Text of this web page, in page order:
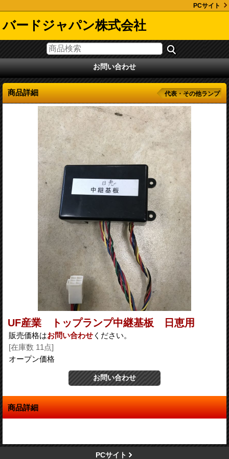
PCサイト
バードジャパン株式会社
お問い合わせ
商品詳細 代表・その他ランプ
UF産業 トップランプ中継基板 日恵用
販売価格はお問い合わせ ください。
[在庫数 11点]
オープン価格
商品詳細
PCサイト